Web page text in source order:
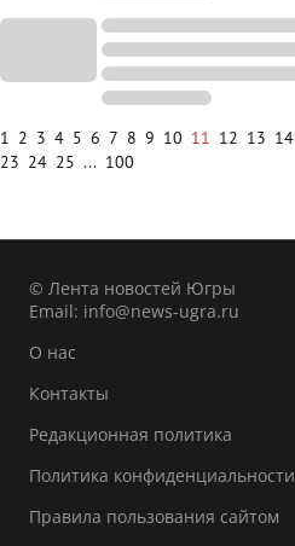
1 2 3 4 5 6 7 8 9 10 11 12 13 14
23 24 25 ... 100
© Лента новостей Югры
Email: info@news-ugra.ru
О нас
Контакты
Редакционная политика
Политика конфиденциальности
Правила пользования сайтом